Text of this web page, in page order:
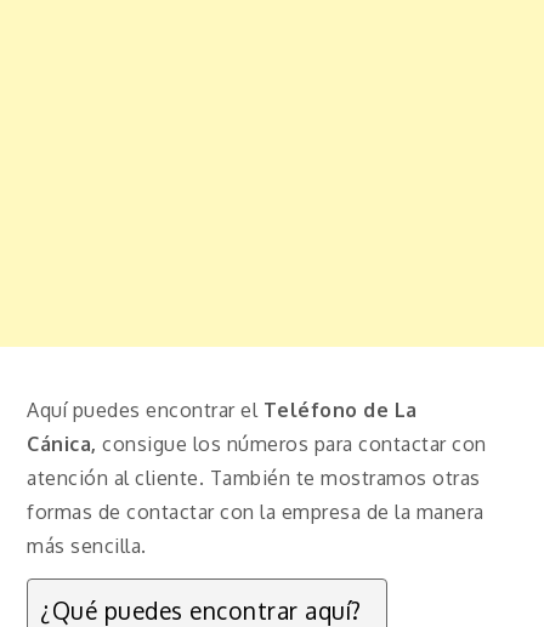
Aquí puedes encontrar el Teléfono de La
Cánica,consigue los números para contactar con
atención al cliente. También te mostramos otras
formas de contactar con la empresa de la manera
más sencilla.
¿Qué puedes encontrar aquí?